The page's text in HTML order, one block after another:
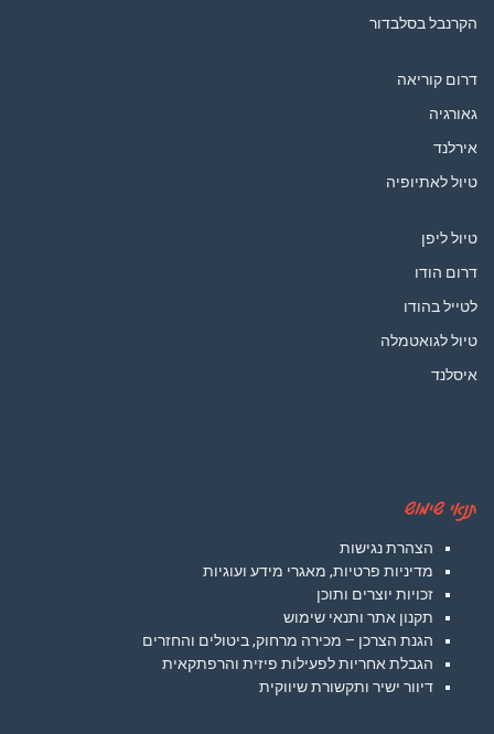
הקרנבל בסלבדור
דרום קוריאה
גאורגיה
אירלנד
טיול לאתיופיה
טיול ליפן
דרום הודו
לטייל בהודו
טיול לגואטמלה
איסלנד
תנאי שימוש
הצהרת נגישות
מדיניות פרטיות, מאגרי מידע ועוגיות
זכויות יוצרים ותוכן
תקנון אתר ותנאי שימוש
הגנת הצרכן – מכירה מרחוק, ביטולים והחזרים
הגבלת אחריות לפעילות פיזית והרפתקאית
דיוור ישיר ותקשורת שיווקית